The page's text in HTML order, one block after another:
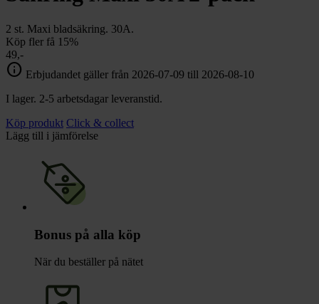
chevron_right
Lacanche
Reservdelar
2 st. Maxi bladsäkring. 30A.
Köp fler få 15%
49,-
info Erbjudandet gäller från 2026-07-09 till 2026-08-10
I lager. 2-5 arbetsdagar leveranstid.
Köp produkt Click & collect
Lägg till i jämförelse
Bonus på alla köp
När du beställer på nätet